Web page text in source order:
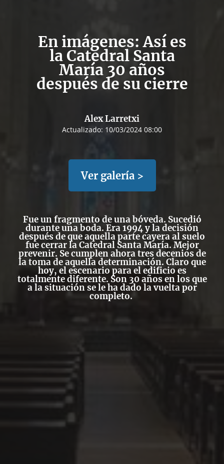
En imágenes: Así es
la Catedral Santa
María 30 años
después de su cierre
Alex Larretxi
Actualizado: 10/03/2024 08:00
Ver galería >
Fue un fragmento de una bóveda. Sucedió
durante una boda. Era 1994 y la decisión
después de que aquella parte cayera al suelo
fuecerrar la Catedral Santa María. Mejor
prevenir. Se cumplen ahora tres decenios de
la toma de aquella determinación. Claro que
hoy, el escenario para el edificio es
totalmente diferente. Son 30 años en los que
a la situación se le ha dado la vuelta por
completo.